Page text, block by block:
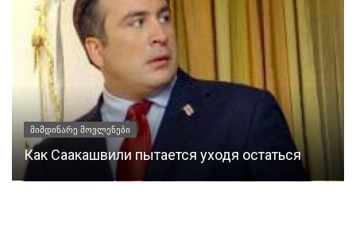
მიმდინარე მოვლენები
Как Саакашвили пытается уходя остаться